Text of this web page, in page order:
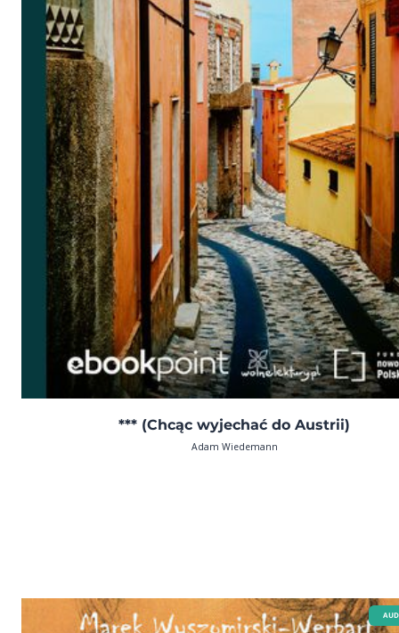
*** (Chcąc wyjechać do Austrii)
Adam Wiedemann